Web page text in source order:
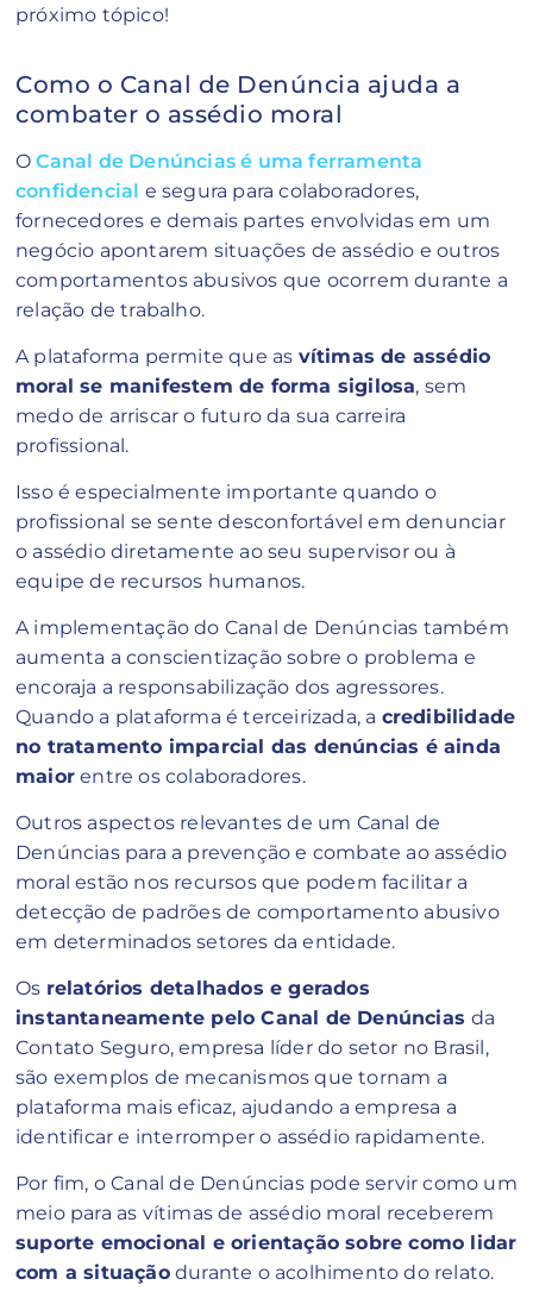
próximo tópico!
Como o Canal de Denúncia ajuda a
combater o assédio moral
OCanal de Denúncias é uma ferramenta
confidencial e segura para colaboradores,
fornecedores e demais partes envolvidas em um
negócio apontarem situações de assédio e outros
comportamentos abusivos que ocorrem durante a
relação de trabalho.
A plataforma permite que as vítimas de assédio
moral se manifestem de forma sigilosa, sem
medo de arriscar o futuro da sua carreira
profissional.
Isso é especialmente importante quando o
profissional se sente desconfortável em denunciar
o assédio diretamente ao seu supervisor ou à
equipe de recursos humanos.
A implementação do Canal de Denúncias também
aumenta a conscientização sobre o problema e
encoraja a responsabilização dos agressores.
Quando a plataforma é terceirizada, a credibilidade
no tratamento imparcial das denúncias é ainda
maior entre os colaboradores.
Outros aspectos relevantes de um Canal de
Denúncias para a prevenção e combate ao assédio
moral estão nos recursos que podem facilitar a
detecção de padrões de comportamento abusivo
em determinados setores da entidade.
Os relatórios detalhados e gerados
instantaneamente pelo Canal de Denúnciasda
Contato Seguro, empresa líder do setor no Brasil,
são exemplos de mecanismos que tornam a
plataforma mais eficaz, ajudando a empresa a
identificar e interromper o assédio rapidamente.
Por fim, o Canal de Denúncias pode servir como um
meio para as vítimas de assédio moral receberem
suporte emocional e orientação sobre como lidar
com a situaçãodurante o acolhimento do relato.